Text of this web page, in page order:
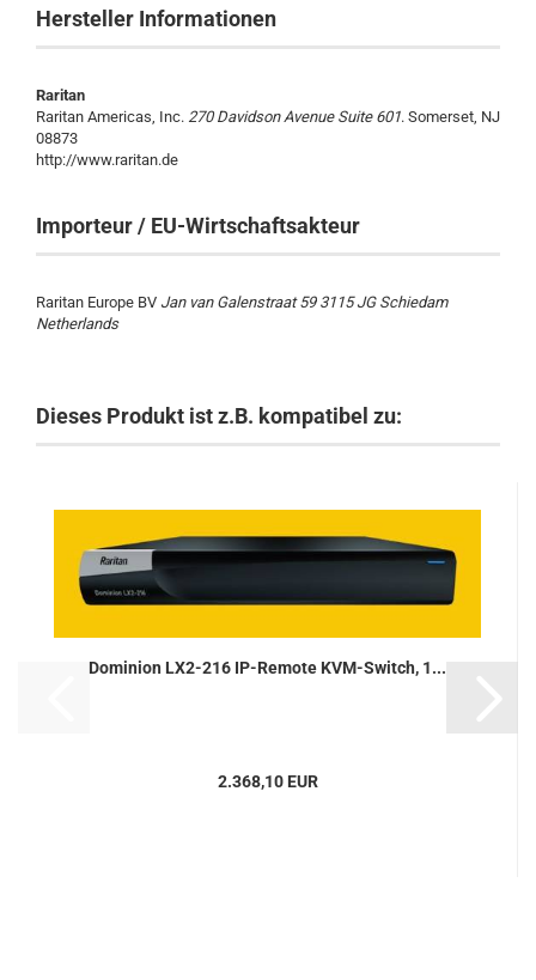
Hersteller Informationen
Raritan
Raritan Americas, Inc. 270 Davidson Avenue Suite 601. Somerset, NJ
08873
http://www.raritan.de
Importeur / EU-Wirtschaftsakteur
Raritan Europe BV Jan van Galenstraat 59 3115 JG Schiedam
Netherlands
Dieses Produkt ist z.B. kompatibel zu:
Dominion LX2-216 IP-Remote KVM-Switch, 1...
2.368,10 EUR